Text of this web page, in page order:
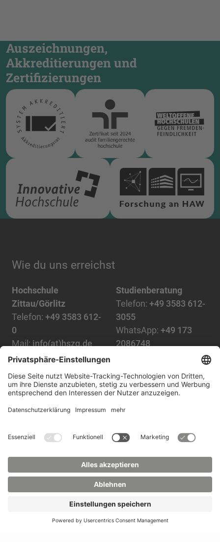
Auszeichnungen,
Akkreditierungen und
Zertifizierungen
Wie du uns erreichst
Hochschule
Zittau/Görlitz
Telefon: +49 3583 612-
0
Mail: info(at)hszg.de
Studienberatung
Telefon: +49 3583 612-
3055
WhatsApp: +49 173
2086748
Alle StudiengängeDatenschutz
ImpressumBarrierefreiheitPresse